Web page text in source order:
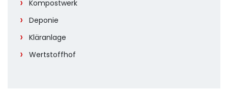
Kompostwerk
Deponie
Kläranlage
Wertstoffhof